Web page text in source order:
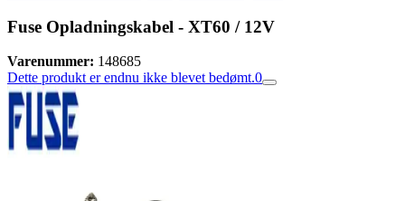
Fuse Opladningskabel - XT60 / 12V
Varenummer: 148685
Dette produkt er endnu ikke blevet bedømt.0